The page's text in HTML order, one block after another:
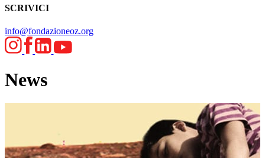
SCRIVICI
info@fondazioneoz.org
News